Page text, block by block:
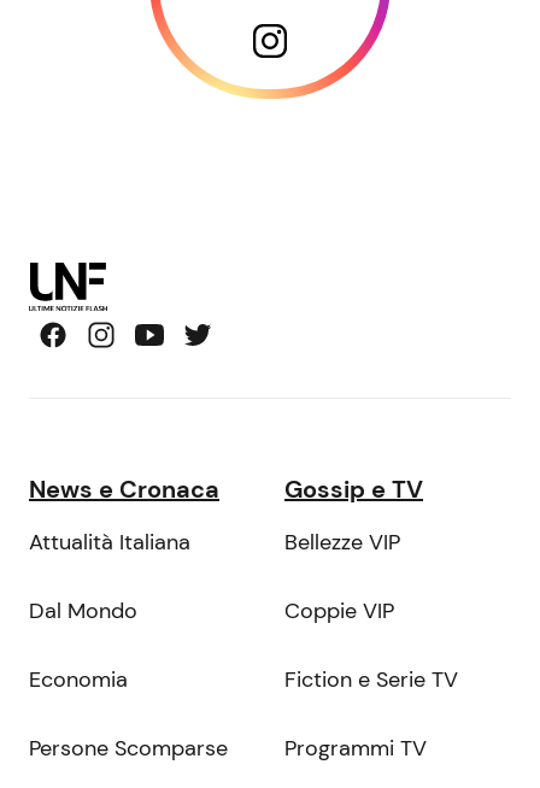
News e Cronaca
Attualità Italiana
Dal Mondo
Economia
Persone Scomparse
Gossip e TV
Bellezze VIP
Coppie VIP
Fiction e Serie TV
Programmi TV